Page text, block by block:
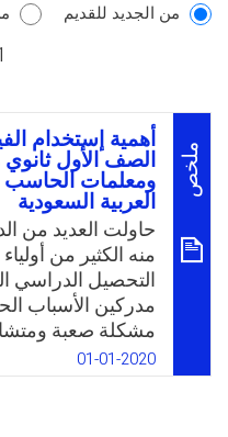
من الجديد للقديم
1
ملخص
أهمية إستخدام
الصف الأول
ومعلمات الحاسب
العربية السعودية
حاولت العديد من
منه الكثير من
التحصيل الدراسي
مدركين الأسباب
مشكلة صعبة
ومنتشرة بين طلاب
السعودية، وخاصة
01-01-2020